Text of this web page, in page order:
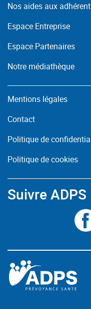
Nos aides aux
Espace Entreprise
Espace Partenaires
Notre médiathèque
Mentions légales
Contact
Politique de
Politique de cookies
Suivre ADPS